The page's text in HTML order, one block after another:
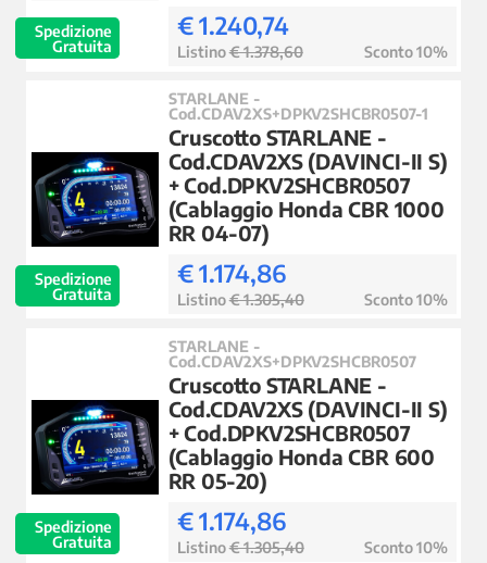
Spedizione
Gratuita
€ 1.240,74
Listino€ 1.378,60 Sconto 10%
Spedizione
Gratuita
STARLANE -
Cod.CDAV2XS+DPKV2SHCBR0507-1
Cruscotto STARLANE -
Cod.CDAV2XS (DAVINCI-II S)
+ Cod.DPKV2SHCBR0507
(Cablaggio Honda CBR 1000
RR 04-07)
€ 1.174,86
Listino€ 1.305,40 Sconto 10%
Spedizione
Gratuita
STARLANE -
Cod.CDAV2XS+DPKV2SHCBR0507
Cruscotto STARLANE -
Cod.CDAV2XS (DAVINCI-II S)
+ Cod.DPKV2SHCBR0507
(Cablaggio Honda CBR 600
RR 05-20)
€ 1.174,86
Listino€ 1.305,40 Sconto 10%